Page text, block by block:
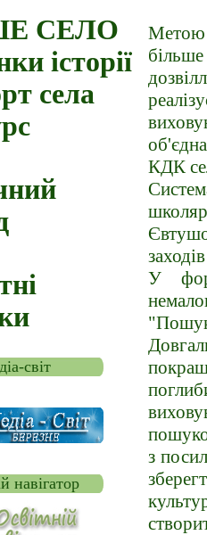
СЕЛО
історії
села
світ
навігатор
Метою
КДК
У
з